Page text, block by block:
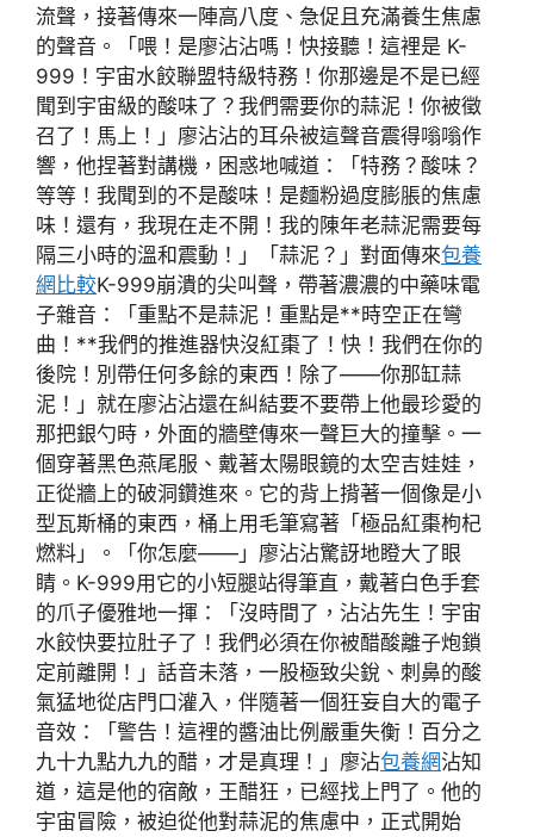
流聲，接著傳來一陣高八度、急促且充滿養生焦慮
的聲音。「喂！是廖沾沾嗎！快接聽！這裡是 K-
999！宇宙水餃聯盟特級特務！你那邊是不是已經
聞到宇宙級的酸味了？我們需要你的蒜泥！你被徵
召了！馬上！」廖沾沾的耳朵被這聲音震得嗡嗡作
響，他捏著對講機，困惑地喊道：「特務？酸味？
等等！我聞到的不是酸味！是麵粉過度膨脹的焦慮
味！還有，我現在走不開！我的陳年老蒜泥需要每
隔三小時的溫和震動！」「蒜泥？」對面傳來包養
網比較K-999崩潰的尖叫聲，帶著濃濃的中藥味電
子雜音：「重點不是蒜泥！重點是**時空正在彎
曲！**我們的推進器快沒紅棗了！快！我們在你的
後院！別帶任何多餘的東西！除了——你那缸蒜
泥！」就在廖沾沾還在糾結要不要帶上他最珍愛的
那把銀勺時，外面的牆壁傳來一聲巨大的撞擊。一
個穿著黑色燕尾服、戴著太陽眼鏡的太空吉娃娃，
正從牆上的破洞鑽進來。它的背上揹著一個像是小
型瓦斯桶的東西，桶上用毛筆寫著「極品紅棗枸杞
燃料」。「你怎麼——」廖沾沾驚訝地瞪大了眼
睛。K-999用它的小短腿站得筆直，戴著白色手套
的爪子優雅地一揮：「沒時間了，沾沾先生！宇宙
水餃快要拉肚子了！我們必須在你被醋酸離子炮鎖
定前離開！」話音未落，一股極致尖銳、刺鼻的酸
氣猛地從店門口灌入，伴隨著一個狂妄自大的電子
音效：「警告！這裡的醬油比例嚴重失衡！百分之
九十九點九九的醋，才是真理！」廖沾包養網沾知
道，這是他的宿敵，王醋狂，已經找上門了。他的
宇宙冒險，被迫從他對蒜泥的焦慮中，正式開始